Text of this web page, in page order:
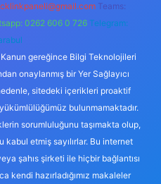
Teams:
0262 606 0 726 Telegram:
Kanun gereğince Bilgi Teknolojileri
onaylanmış bir Yer Sağlayıcı
sitedeki içerikleri proaktif
bulunmamaktadır.
sorumluluğunu taşımakta olup,
etmiş sayılırlar. Bu internet
şahıs şirketi ile hiçbir bağlantısı
kendi hazırladığımız makaleler